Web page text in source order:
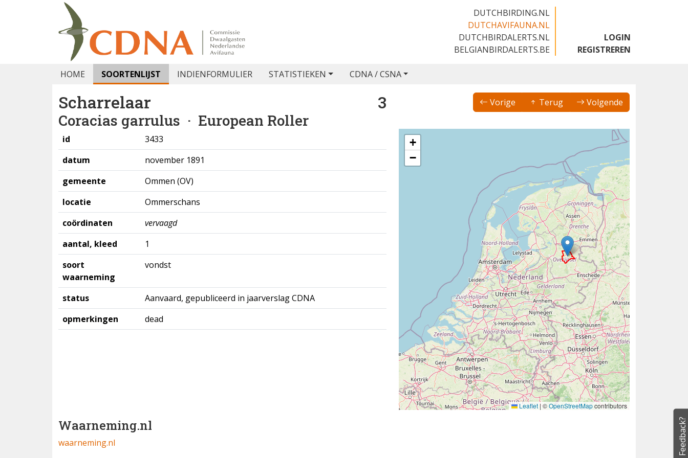
DUTCHBIRDING.NL
DUTCHAVIFAUNA.NL
DUTCHBIRDALERTS.NL
BELGIANBIRDALERTS.BE
LOGIN
REGISTREREN
HOME SOORTENLIJST INDIENFORMULIER STATISTIEKEN CDNA / CSNA
Scharrelaar 3
Coracias garrulus · European Roller
Vorige Terug Volgende
id
3433
datum
november 1891
gemeente
Ommen (OV)
locatie
Ommerschans
coördinaten
vervaagd
aantal, kleed
1
soort
waarneming
vondst
status
Aanvaard, gepubliceerd in jaarverslag CDNA
opmerkingen
dead
+
−
Leaflet |©OpenStreetMapcontributors
Waarneming.nl
waarneming.nl Feedback?